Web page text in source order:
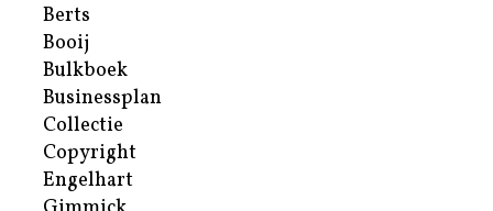
Berts
Booij
Bulkboek
Businessplan
Collectie
Copyright
Engelhart